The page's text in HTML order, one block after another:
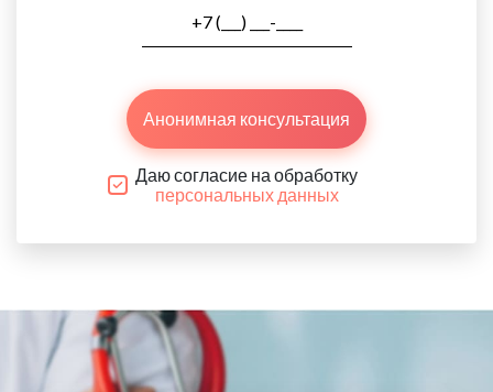
Анонимная консультация
Даю согласие на обработку
персональных данных